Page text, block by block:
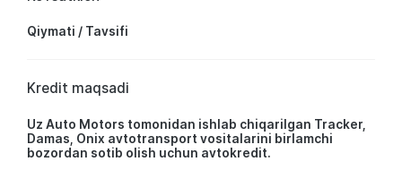
Qiymati / Tavsifi
Kredit maqsadi
Uz Auto Motors tomonidan ishlab chiqarilgan Tracker,
Damas, Onix avtotransport vositalarini birlamchi
bozordan sotib olish uchun avtokredit.